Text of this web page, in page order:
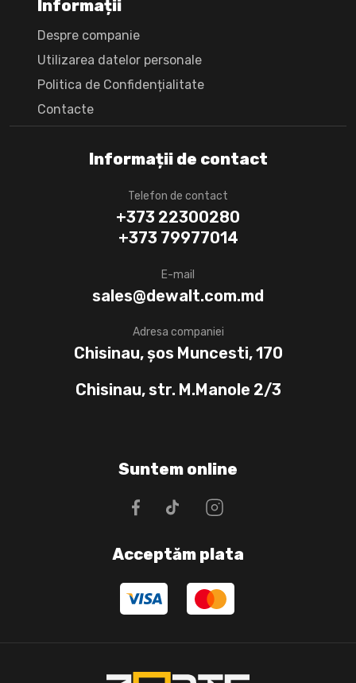
Informații de contact
Telefon de contact
+373 22300280
+373 79977014
E-mail
sales@dewalt.com.md
Adresa companiei
Chisinau, șos Muncesti, 170
Chisinau, str. M.Manole 2/3
Informații
Despre companie
Utilizarea datelor personale
Politica de Confidențialitate
Сontacte
Suntem online
Acceptăm plata